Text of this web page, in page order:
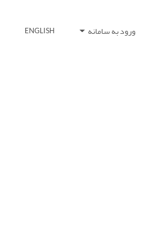
ورود به سامانه ENGLISH